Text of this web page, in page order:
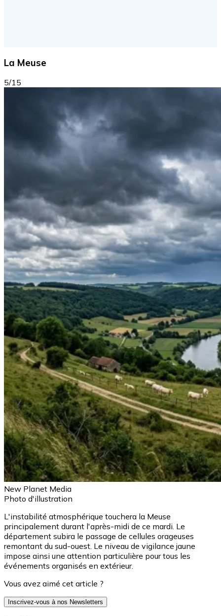
La Meuse
5/15
New Planet Media
Photo d'illustration
L'instabilité atmosphérique touchera la Meuse
principalement durant l'après-midi de ce mardi. Le
département subira le passage de cellules orageuses
remontant du sud-ouest. Le niveau de vigilance jaune
impose ainsi une attention particulière pour tous les
événements organisés en extérieur.
Vous avez aimé cet article ?
Inscrivez-vous à nos Newsletters